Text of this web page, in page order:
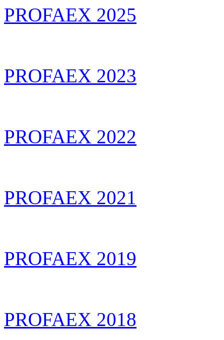
PROFAEX 2025
PROFAEX 2023
PROFAEX 2022
PROFAEX 2021
PROFAEX 2019
PROFAEX 2018